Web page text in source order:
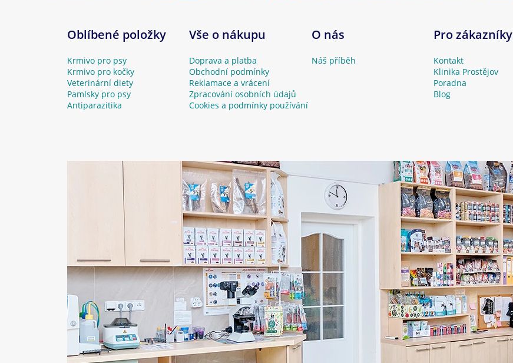
Oblíbené položky
Krmivo pro psy
Krmivo pro kočky
Veterinární diety
Pamlsky pro psy
Antiparazitika
Vše o nákupu
Doprava a platba
Obchodní podmínky
Reklamace a vrácení
Zpracování osobních údajů
Cookies a podmínky používání
O nás
Náš příběh
Pro zákazníky
Kontakt
Klinika Prostějov
Poradna
Blog